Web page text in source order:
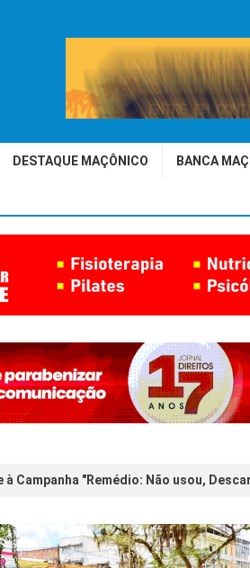
DESTAQUE MAÇÔNICO BANCA
à Campanha "Remédio: Não usou,